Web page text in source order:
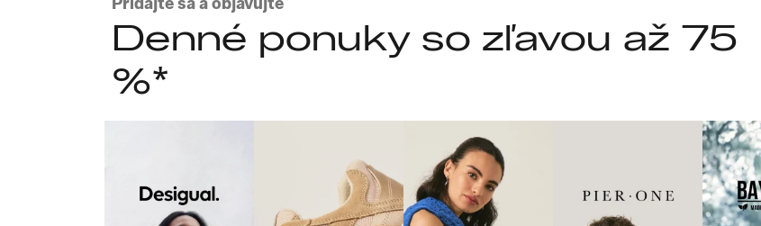
Denné ponuky so zľavou až 75
%*